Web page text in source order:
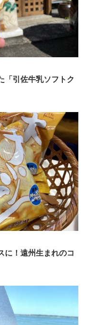
「引佐牛乳ソフトク
に！遠州生まれのコ